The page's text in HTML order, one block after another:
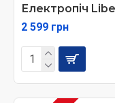
Електропіч
2 599 грн